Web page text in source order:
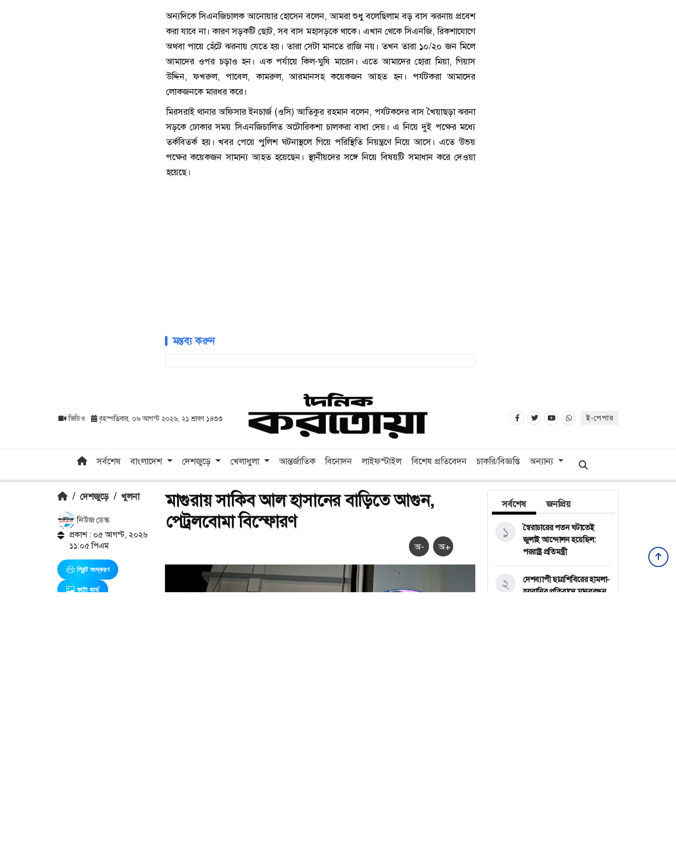
অন্যদিকে সিএনজিচালক আনোয়ার হোসেন বলেন, আমরা শুধু বলেছিলাম বড় বাস ঝরনায় প্রবেশ
করা যাবে না। কারণ সড়কটি ছোট, সব বাস মহাসড়কে থাকে। এখান থেকে সিএনজি, রিকশাযোগে
অথবা পায়ে হেঁটে ঝরনায় যেতে হয়। তারা সেটা মানতে রাজি নয়। তখন তারা ১০/২০ জন মিলে
আমাদের ওপর চড়াও হন। এক পর্যায়ে কিল-ঘুষি মারেন। এতে আমাদের হোরা মিয়া, গিয়াস
উদ্দিন, ফখরুল, পাবেল, কামরুল, আরমানসহ কয়েকজন আহত হন। পর্যটকরা আমাদের
লোকজনকে মারধর করে।
মিরসরাই থানার অফিসার ইনচার্জ (ওসি) আতিকুর রহমান বলেন, পর্যটকদের বাস খৈয়াছড়া ঝরনা
সড়কে ঢোকার সময় সিএনজিচালিত অটোরিকশা চালকরা বাধা দেয়। এ নিয়ে দুই পক্ষের মধ্যে
তর্কবিতর্ক হয়। খবর পেয়ে পুলিশ ঘটনাস্থলে গিয়ে পরিস্থিতি নিয়ন্ত্রণে নিয়ে আসে। এতে উভয়
পক্ষের কয়েকজন সামান্য আহত হয়েছেন। স্থানীয়দের সঙ্গে নিয়ে বিষয়টি সমাধান করে দেওয়া
হয়েছে।
মন্তব্য করুন
ভিডিও বৃহস্পতিবার, ০৬ আগস্ট ২০২৬, ২১ শ্রাবণ ১৪৩৩ ই-পেপার
সর্বশেষ বাংলাদেশ দেশজুড়ে খেলাধুলা আন্তর্জাতিক বিনোদন লাইফস্টাইল বিশেষ প্রতিবেদন চাকরি/বিজ্ঞপ্তি অন্যান্য
/ দেশজুড়ে / খুলনা
নিউজ ডেস্ক
প্রকাশ : ০৫ আগস্ট, ২০২৬
১১:০৫ পিএম
প্রিন্ট সংস্করণ
ফটো কার্ড
মাগুরায় সাকিব আল হাসানের বাড়িতে আগুন,
পেট্রলবোমা বিস্ফোরণ
অ- অ+
সর্বশেষ জনপ্রিয়
স্বৈরাচারের পতন ঘটাতেই
জুলাই আন্দোলন হয়েছিল:
পররাষ্ট্র প্রতিমন্ত্রী
১
দেশব্যাপী ছাত্রশিবিরের হামলা-
হয়রানির প্রতিবাদে মানববন্ধন
২